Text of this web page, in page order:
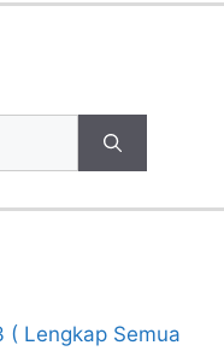
( Lengkap Semua